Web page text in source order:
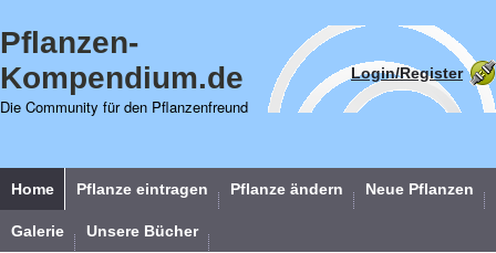
Login/Register
Pflanzen-
Kompendium.de
Die Community für den Pflanzenfreund
Home Pflanze eintragen Pflanze ändern Neue Pflanzen
Galerie Unsere Bücher